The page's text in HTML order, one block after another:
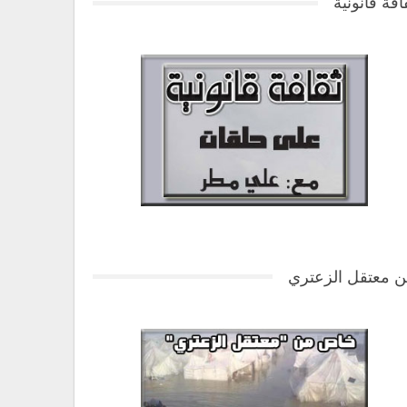
معتقل الزعتري